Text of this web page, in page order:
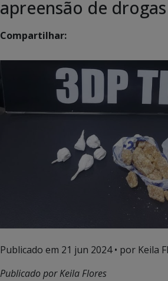
apreensão de drogas
Compartilhar:
Publicado em 21 jun 2024• por Keila
Publicado por Keila Flores